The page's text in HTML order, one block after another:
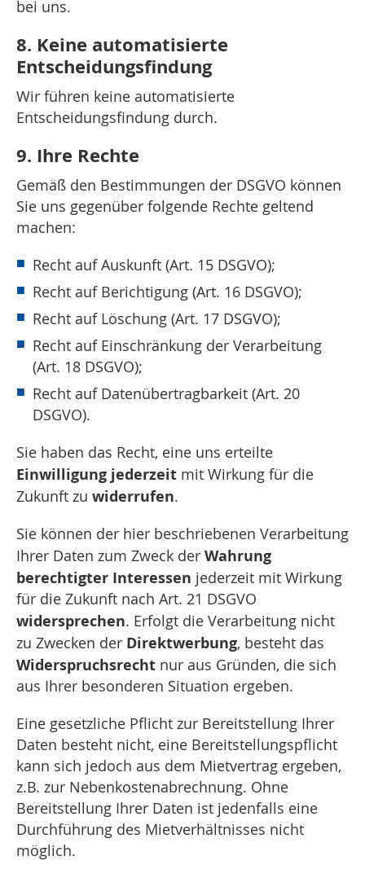
bei uns.
8. Keine automatisierte
Entscheidungsfindung
Wir führen keine automatisierte
Entscheidungsfindung durch.
9. Ihre Rechte
Gemäß den Bestimmungen der DSGVO können
Sie uns gegenüber folgende Rechte geltend
machen:
Recht auf Auskunft (Art. 15 DSGVO);
Recht auf Berichtigung (Art. 16 DSGVO);
Recht auf Löschung (Art. 17 DSGVO);
Recht auf Einschränkung der Verarbeitung
(Art. 18 DSGVO);
Recht auf Datenübertragbarkeit (Art. 20
DSGVO).
Sie haben das Recht, eine uns erteilte
Einwilligung jederzeit mit Wirkung für die
Zukunft zu widerrufen.
Sie können der hier beschriebenen Verarbeitung
Ihrer Daten zum Zweck der Wahrung
berechtigter Interessen jederzeit mit Wirkung
für die Zukunft nach Art. 21 DSGVO
widersprechen. Erfolgt die Verarbeitung nicht
zu Zwecken der Direktwerbung, besteht das
Widerspruchsrecht nur aus Gründen, die sich
aus Ihrer besonderen Situation ergeben.
Eine gesetzliche Pflicht zur Bereitstellung Ihrer
Daten besteht nicht, eine Bereitstellungspflicht
kann sich jedoch aus dem Mietvertrag ergeben,
z.B. zur Nebenkostenabrechnung. Ohne
Bereitstellung Ihrer Daten ist jedenfalls eine
Durchführung des Mietverhältnisses nicht
möglich.